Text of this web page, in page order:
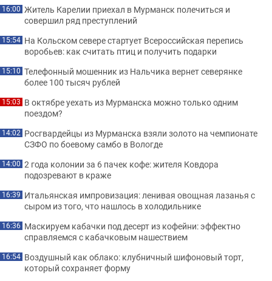
16:00 Житель Карелии приехал в Мурманск полечиться и
совершил ряд преступлений
15:54 На Кольском севере стартует Всероссийская перепись
воробьев: как считать птиц и получить подарки
15:10 Телефонный мошенник из Нальчика вернет северянке
более 100 тысяч рублей
15:03 В октябре уехать из Мурманска можно только одним
поездом?
14:02 Росгвардейцы из Мурманска взяли золото на чемпионате
СЗФО по боевому самбо в Вологде
14:00 2 года колонии за 6 пачек кофе: жителя Ковдора
подозревают в краже
16:39 Итальянская импровизация: ленивая овощная лазанья с
сыром из того, что нашлось в холодильнике
16:36 Маскируем кабачки под десерт из кофейни: эффектно
справляемся с кабачковым нашествием
16:54 Воздушный как облако: клубничный шифоновый торт,
который сохраняет форму